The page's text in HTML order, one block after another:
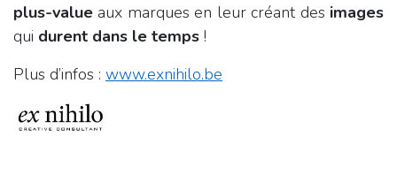
plus-value aux marques en leur créant des images
qui durent dans le temps !
Plus d’infos : www.exnihilo.be